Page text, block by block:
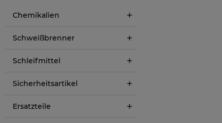
Chemikalien
Schweißbrenner
Schleifmittel
Sicherheitsartikel
Ersatzteile